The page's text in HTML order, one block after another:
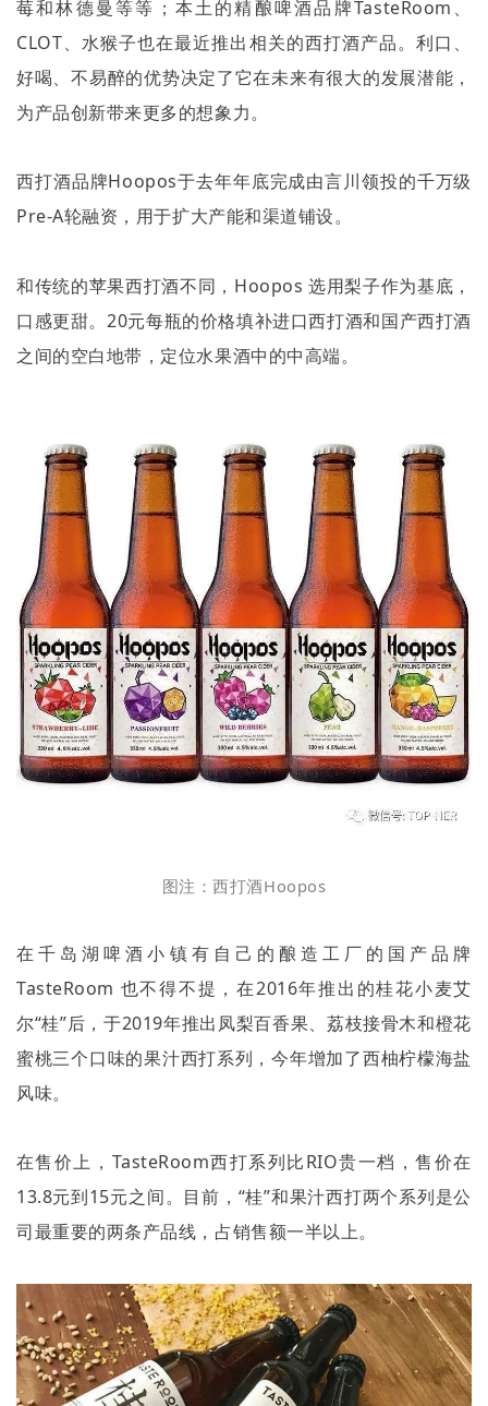
莓和林德曼等等；本土的精酿啤酒品牌TasteRoom 、
CLOT、水猴子也在最近推出相关的西打酒产品。利口、
好喝、不易醉的优势决定了它在未来有很大的发展潜能，
为产品创新带来更多的想象力。
西打酒品牌Hoopos于去年年底完成由言川领投的千万级
Pre-A轮融资，用于扩大产能和渠道铺设。
和传统的苹果西打酒不同， Hoopos选用梨子作为基底，
口感更甜。20元每瓶的价格填补进口西打酒和国产西打酒
之间的空白地带，定位水果酒中的中高端。
图注：西打酒Hoopos
在千岛湖啤酒小镇有自己的酿造工厂的国产品牌
TasteRoom 也不得不提，在2016年推出的桂花小麦艾
尔“桂”后，于2019年推出凤梨百香果、荔枝接骨木和橙花
蜜桃三个口味的果汁西打系列，今年增加了西柚柠檬海盐
风味。
在售价上， TasteRoom西打系列比RIO贵一档，售价在
13.8元到15元之间。目前， “桂”和果汁西打两个系列是公
司最重要的两条产品线，占销售额一半以上。